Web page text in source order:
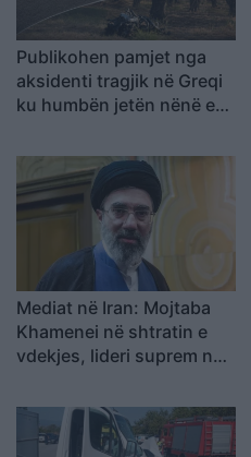
Publikohen pamjet nga
aksidenti tragjik në Greqi
ku humbën jetën nënë e
makinat u përplasën kokë
më kokë (VIDEO)
Mediat në Iran: Mojtaba
Khamenei në shtratin e
vdekjes, lideri suprem në
shëndetësore